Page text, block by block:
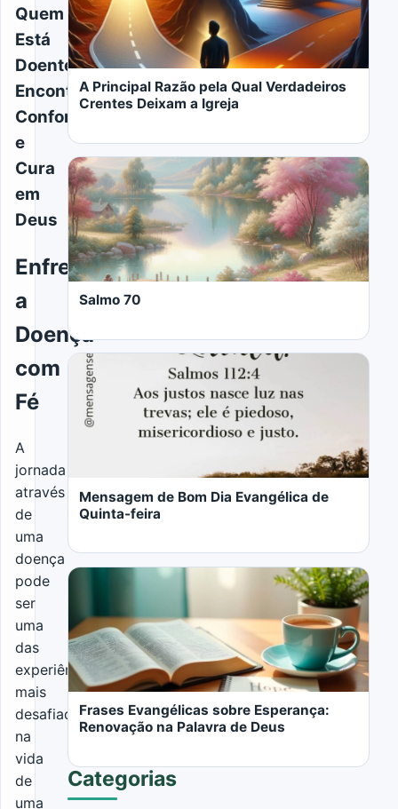
Quem
Está
Doente:
Encontrando
Conforto
e
Cura
em
Deus
Enfrentando
a
Doença
com
Fé
A
jornada
através
de
uma
doença
pode
ser
uma
das
experiências
mais
desafiadoras
na
vida
de
uma
A Principal Razão pela Qual Verdadeiros
Crentes Deixam a Igreja
LER MAIS
Salmo 70
Mensagem de Bom Dia Evangélica de
Quinta-feira
LER MAIS
Frases Evangélicas sobre Esperança:
Renovação na Palavra de Deus
Categorias